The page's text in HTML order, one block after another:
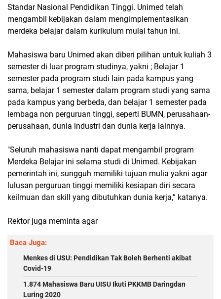
Standar Nasional Pendidikan Tinggi. Unimed telah
mengambil kebijakan dalam mengimplementasikan
merdeka belajar dalam kurikulum mulai tahun ini.
Mahasiswa baru Unimed akan diberi pilihan untuk kuliah 3
semester di luar program studinya, yakni ; Belajar 1
semester pada program studi lain pada kampus yang
sama, belajar 1 semester dalam program studi yang sama
pada kampus yang berbeda, dan belajar 1 semester pada
lembaga non perguruan tinggi, seperti BUMN, perusahaan-
perusahaan, dunia industri dan dunia kerja lainnya.
"Seluruh mahasiswa nanti dapat mengambil program
Merdeka Belajar ini selama studi di Unimed. Kebijakan
pemerintah ini, sungguh memiliki tujuan mulia yakni agar
lulusan perguruan tinggi memiliki kesiapan diri secara
keilmuan dan skill yang dibutuhkan dunia kerja,” katanya.
Rektor juga meminta agar
Baca Juga:
Menkes di USU: Pendidikan Tak Boleh Berhenti akibat
Covid-19
1.874 Mahasiswa Baru UISU Ikuti PKKMB Daringdan
Luring 2020